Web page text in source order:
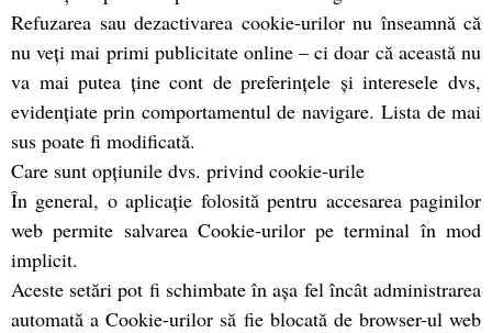
Refuzarea sau dezactivarea cookie-urilor nu înseamnă că
nu veţi mai primi publicitate online – ci doar că această nu
va mai putea ţine cont de preferinţele şi interesele dvs,
evidenţiate prin comportamentul de navigare. Lista de mai
sus poate fi modificată.
Care sunt opțiunile dvs. privind cookie-urile
În general, o aplicaţie folosită pentru accesarea paginilor
web permite salvarea Cookie-urilor pe terminal în mod
implicit.
Aceste setări pot fi schimbate în aşa fel încât administrarea
automată a Cookie-urilor să fie blocată de browser-ul web